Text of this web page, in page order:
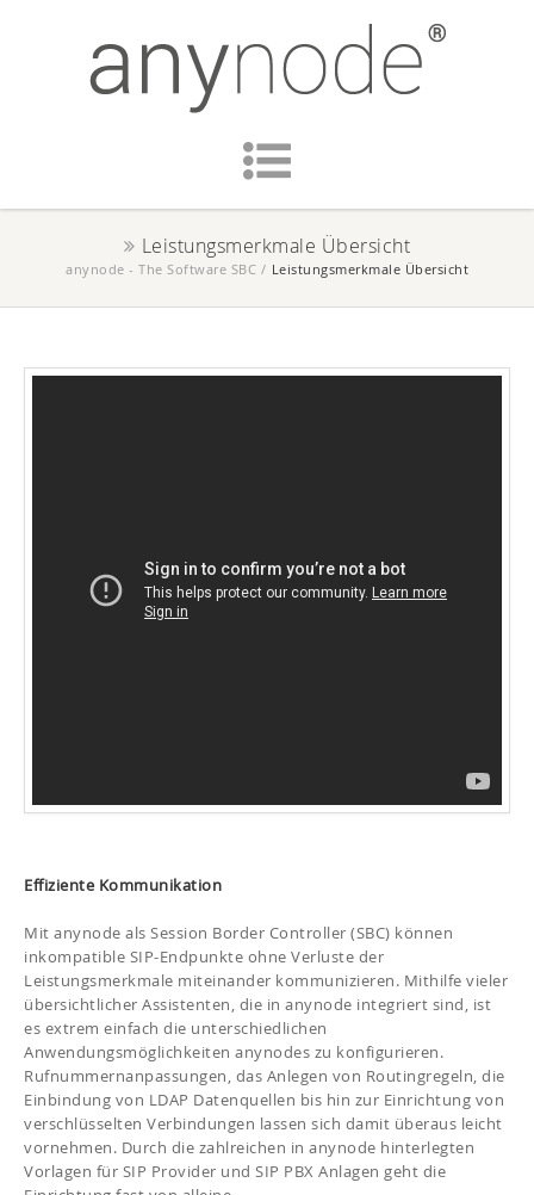
Leistungsmerkmale Übersicht
anynode - The Software SBC / Leistungsmerkmale Übersicht
Effiziente Kommunikation
Mit anynode als Session Border Controller (SBC) können
inkompatible SIP-Endpunkte ohne Verluste der
Leistungsmerkmale miteinander kommunizieren. Mithilfe vieler
übersichtlicher Assistenten, die in anynode integriert sind, ist
es extrem einfach die unterschiedlichen
Anwendungsmöglichkeiten anynodes zu konfigurieren.
Rufnummernanpassungen, das Anlegen von Routingregeln, die
Einbindung von LDAP Datenquellen bis hin zur Einrichtung von
verschlüsselten Verbindungen lassen sich damit überaus leicht
vornehmen. Durch die zahlreichen in anynode hinterlegten
Vorlagen für SIP Provider und SIP PBX Anlagen geht die